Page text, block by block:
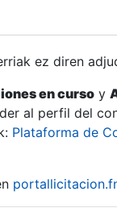
ez diren
en curso y
al perfil del
Plataforma de